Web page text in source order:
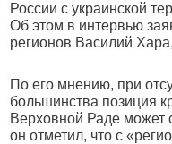
России с украинской
Об этом в интервью
регионов Василий
По его мнению, при
большинства позиция
Верховной Раде
он отметил, что с